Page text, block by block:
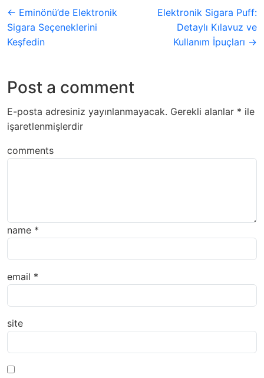
← Eminönü’de Elektronik
Sigara Seçeneklerini
Keşfedin
Elektronik Sigara Puff:
Detaylı Kılavuz ve
Kullanım İpuçları →
Post a comment
E-posta adresiniz yayınlanmayacak. Gerekli alanlar * ile
işaretlenmişlerdir
comments
name *
email *
site